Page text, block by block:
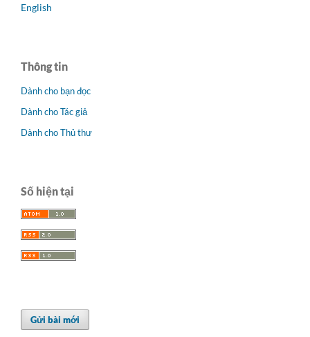
English
Thông tin
Dành cho bạn đọc
Dành cho Tác giả
Dành cho Thủ thư
Số hiện tại
Gửi bài mới